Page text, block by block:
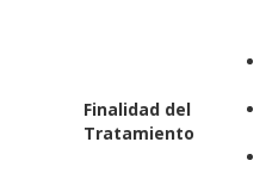
Finalidad del
Tratamiento